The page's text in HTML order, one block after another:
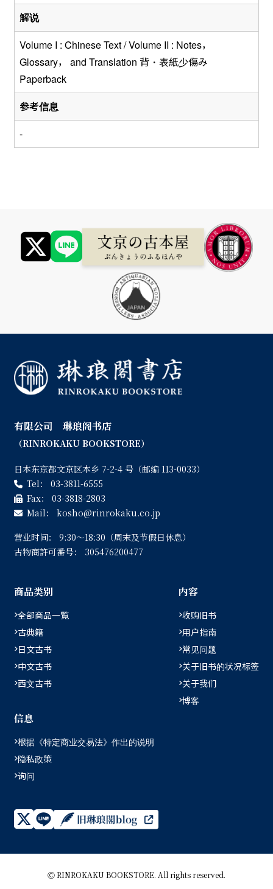
解说
Volume I : Chinese Text / Volume II : Notes，
Glossary， and Translation 背・表紙少傷み
Paperback
参考信息
-
有限公司 琳琅阁书店
（RINROKAKU BOOKSTORE）
日本东京都文京区本乡 7-2-4 号（邮编 113-0033）
Tel：
03-3811-6555
Fax：
03-3818-2803
Mail：
kosho
rinrokaku.co.jp
营业时间：
9:30〜18:30（周末及节假日休息）
古物商許可番号：
305476200477
商品类别
全部商品一覧
古典籍
日文古书
中文古书
西文古书
内容
收购旧书
用户指南
常见问题
关于旧书的状况标签
关于我们
博客
信息
根据《特定商业交易法》作出的说明
隐私政策
询问
Ⓒ RINROKAKU BOOKSTORE. All rights reserved.